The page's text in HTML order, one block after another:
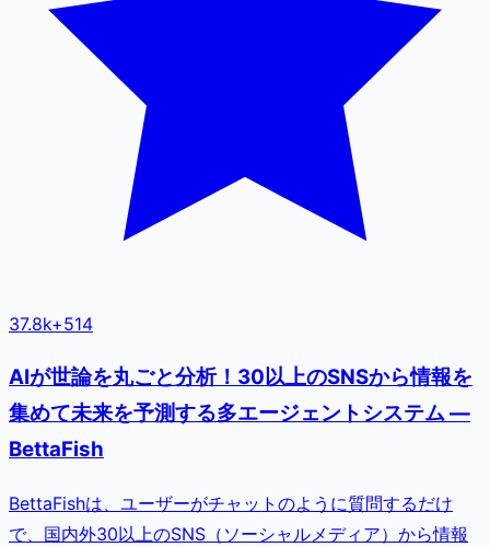
37.8k+514
AIが世論を丸ごと分析！30以上のSNSから情報を
集めて未来を予測する多エージェントシステム —
BettaFish
BettaFishは、ユーザーがチャットのように質問するだけ
で、国内外30以上のSNS（ソーシャルメディア）から情報